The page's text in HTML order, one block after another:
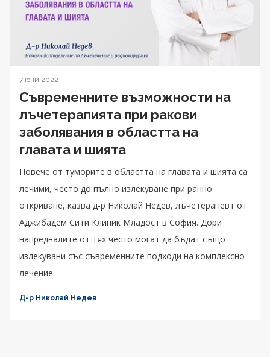
7 юни 2022
Съвременните възможности на
лъчетерапията при ракови
заболявания в областта на
главата и шията
Повече от туморите в областта на главата и шията са
лечими, често до пълно излекуване при ранно
откриване, казва д-р Николай Недев, лъчетерапевт от
Аджибадем Сити Клиник Младост в София. Дори
напредналите от тях често могат да бъдат също
излекувани със съвременните подходи на комплексно
лечение.
Д-р Николай Недев